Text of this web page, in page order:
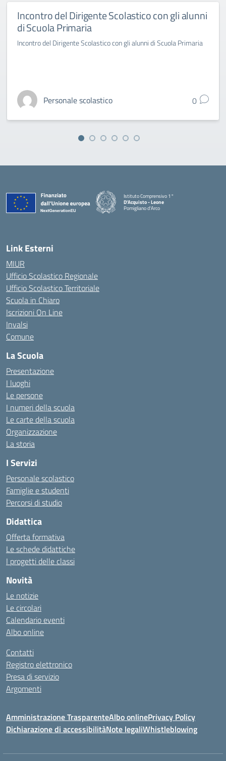
Incontro del Dirigente Scolastico con gli alunni
di Scuola Primaria
Incontro del Dirigente Scolastico con gli alunni di Scuola Primaria
Personale scolastico 0
Istituto Comprensivo 1°
D'Acquisto - Leone
Pomigliano d'Arco
— Visita la pagina iniziale della scuola
Link Esterni
MIUR
Ufficio Scolastico Regionale
Ufficio Scolastico Territoriale
Scuola in Chiaro
Iscrizioni On Line
Invalsi
Comune
La Scuola
Presentazione
I luoghi
Le persone
I numeri della scuola
Le carte della scuola
Organizzazione
La storia
I Servizi
Personale scolastico
Famiglie e studenti
Percorsi di studio
Didattica
Offerta formativa
Le schede didattiche
I progetti delle classi
Novità
Le notizie
Le circolari
Calendario eventi
Albo online
Contatti
Registro elettronico
Presa di servizio
Argomenti
Amministrazione TrasparenteAlbo onlinePrivacy Policy
Dichiarazione di accessibilitàNote legaliWhistleblowing